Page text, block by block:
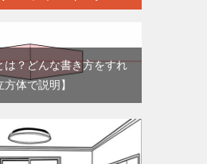
は？どんな書き方をすれ
体で説明】